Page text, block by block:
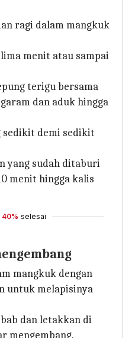
ragi dalam mangkuk
menit atau sampai
terigu bersama
dan aduk hingga
sedikit demi sedikit
yang sudah ditaburi
menit hingga kalis
40% selesai
mangkuk dengan
untuk melapisinya
dan letakkan di
mengembang.